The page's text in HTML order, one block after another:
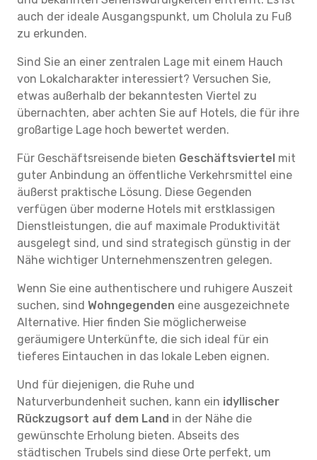
auch der ideale Ausgangspunkt, um Cholula zu Fuß
zu erkunden.
Sind Sie an einer zentralen Lage mit einem Hauch
von Lokalcharakter interessiert? Versuchen Sie,
etwas außerhalb der bekanntesten Viertel zu
übernachten, aber achten Sie auf Hotels, die für ihre
großartige Lage hoch bewertet werden.
Für Geschäftsreisende bieten Geschäftsviertel mit
guter Anbindung an öffentliche Verkehrsmittel eine
äußerst praktische Lösung. Diese Gegenden
verfügen über moderne Hotels mit erstklassigen
Dienstleistungen, die auf maximale Produktivität
ausgelegt sind, und sind strategisch günstig in der
Nähe wichtiger Unternehmenszentren gelegen.
Wenn Sie eine authentischere und ruhigere Auszeit
suchen, sind Wohngegenden eine ausgezeichnete
Alternative. Hier finden Sie möglicherweise
geräumigere Unterkünfte, die sich ideal für ein
tieferes Eintauchen in das lokale Leben eignen.
Und für diejenigen, die Ruhe und
Naturverbundenheit suchen, kann ein idyllischer
Rückzugsort auf dem Land in der Nähe die
gewünschte Erholung bieten. Abseits des
städtischen Trubels sind diese Orte perfekt, um